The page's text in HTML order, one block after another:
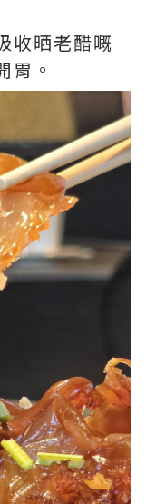
收晒老醋嘅
胃。